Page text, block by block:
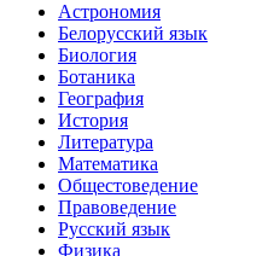
Астрономия
Белорусский язык
Биология
Ботаника
География
История
Литература
Математика
Общестоведение
Правоведение
Русский язык
Физика